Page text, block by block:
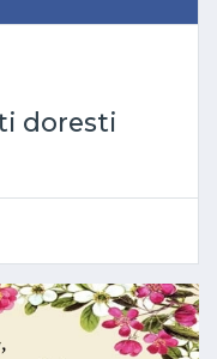
doresti